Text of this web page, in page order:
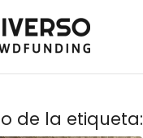
de la etiqueta: